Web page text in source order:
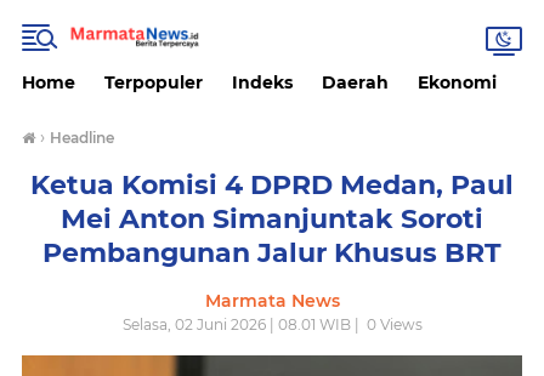
Home Terpopuler Indeks Daerah Ekonomi
› Headline
Ketua Komisi 4 DPRD Medan, Paul
Mei Anton Simanjuntak Soroti
Pembangunan Jalur Khusus BRT
Marmata News
Selasa, 02 Juni 2026 | 08.01 WIB | 0Views